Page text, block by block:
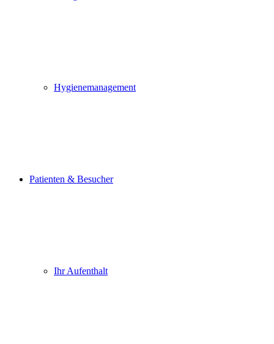
Hygienemanagement
Patienten & Besucher
Ihr Aufenthalt